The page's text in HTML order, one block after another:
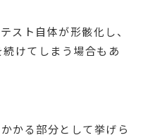
スト自体が形骸化し、
けてしまう場合もあ
かる部分として挙げら